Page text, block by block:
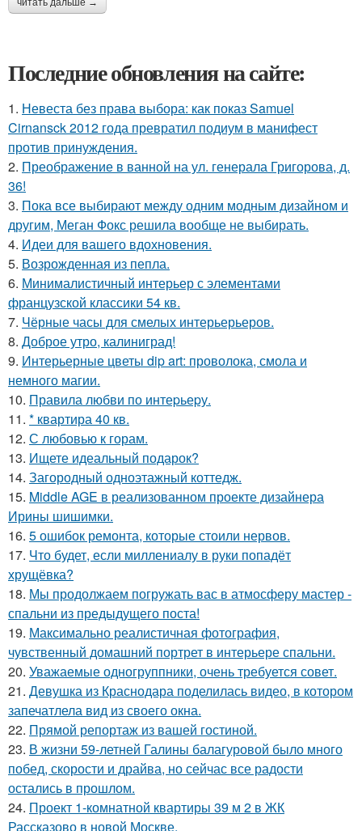
читать дальше →
Последние обновления на сайте:
1. Невеста без права выбора: как показ Samuel
Cirnansck 2012 года превратил подиум в манифест
против принуждения.
2. Преображение в ванной на ул. генерала Григорова, д.
36!
3. Пока все выбирают между одним модным дизайном и
другим, Меган Фокс решила вообще не выбирать.
4. Идеи для вашего вдохновения.
5. Возрожденная из пепла.
6. Минималистичный интерьер с элементами
французской классики 54 кв.
7. Чёрные часы для смелых интерьерьеров.
8. Доброе утро, калиниград!
9. Интерьерные цветы dip art: проволока, смола и
немного магии.
10. Правила любви по интеpьеpу.
11. * квартира 40 кв.
12. С любовью к горам.
13. Ищете идеальный подарок?
14. Загородный одноэтажный коттедж.
15. Middle AGE в реализованном проекте дизайнера
Ирины шишимки.
16. 5 ошибок ремонта, которые стоили нервов.
17. Что будет, если миллениалу в руки попадёт
хрущёвка?
18. Мы продолжаем погружать вас в атмосферу мастер -
спальни из предыдущего поста!
19. Максимально реалистичная фотография,
чувственный домашний портрет в интерьере спальни.
20. Уважаемые одногруппники, очень требуется совет.
21. Девушка из Краснодара поделилась видео, в котором
запечатлела вид из своего окна.
22. Прямой репортаж из вашей гостиной.
23. В жизни 59-летней Галины балагуровой было много
побед, скорости и драйва, но сейчас все радости
остались в прошлом.
24. Проект 1-комнатной квартиры 39 м 2 в ЖК
Рассказово в новой Москве.